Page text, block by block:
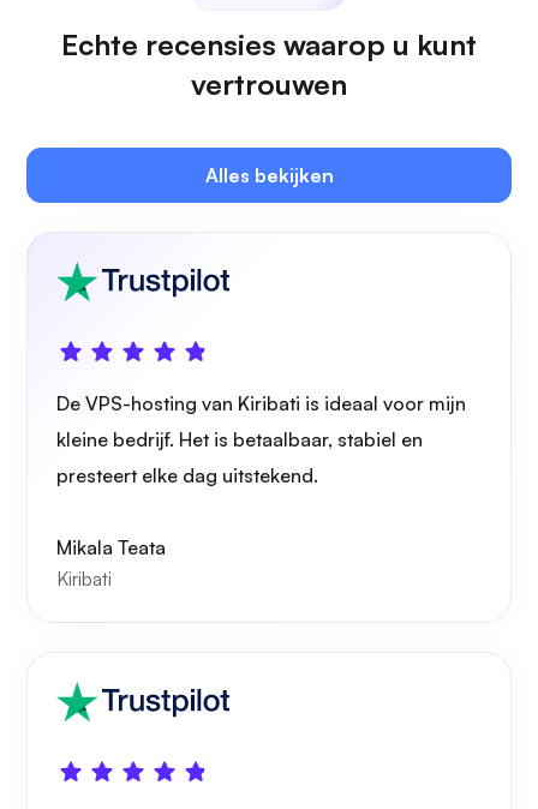
Eigen cast
Draadbeschermer
Wonder
Echte recensies waarop u kunt
vertrouwen
Alles bekijken
De VPS-hosting van Kiribati is ideaal voor mijn
kleine bedrijf. Het is betaalbaar, stabiel en
presteert elke dag uitstekend.
Mikala Teata
Kiribati